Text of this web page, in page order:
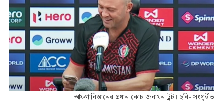
আফগানিস্তানের প্রধান কোচ জনাথন ট্রট। ছবি- সংগৃহীত